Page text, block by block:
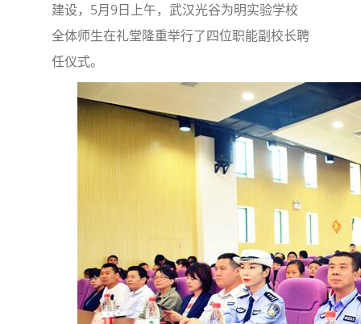
建设，5月9日上午，武汉光谷为明实验学校
全体师生在礼堂隆重举行了四位职能副校长聘
任仪式。